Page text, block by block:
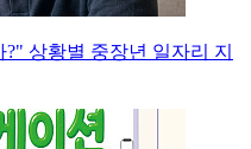
상황별 중장년 일자리 지